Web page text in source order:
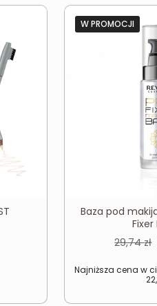
W PROMOCJI
Baza pod
Fixer
29,74zł
Najniższa cena w